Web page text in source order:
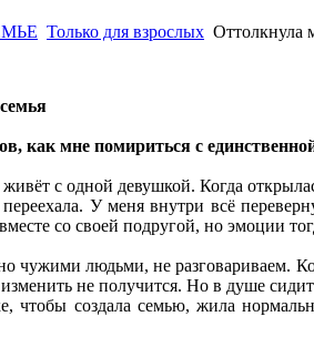
Только для взрослых Оттолкнула
как мне помириться с
с одной девушкой. Когда
У меня внутри всё
со своей подругой, но эмоции
чужими людьми, не разговариваем.
не получится. Но в душе
чтобы создала семью, жила